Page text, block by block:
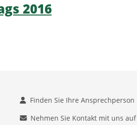
2016
Finden Sie Ihre Ansprechperson
Nehmen Sie Kontakt mit uns auf